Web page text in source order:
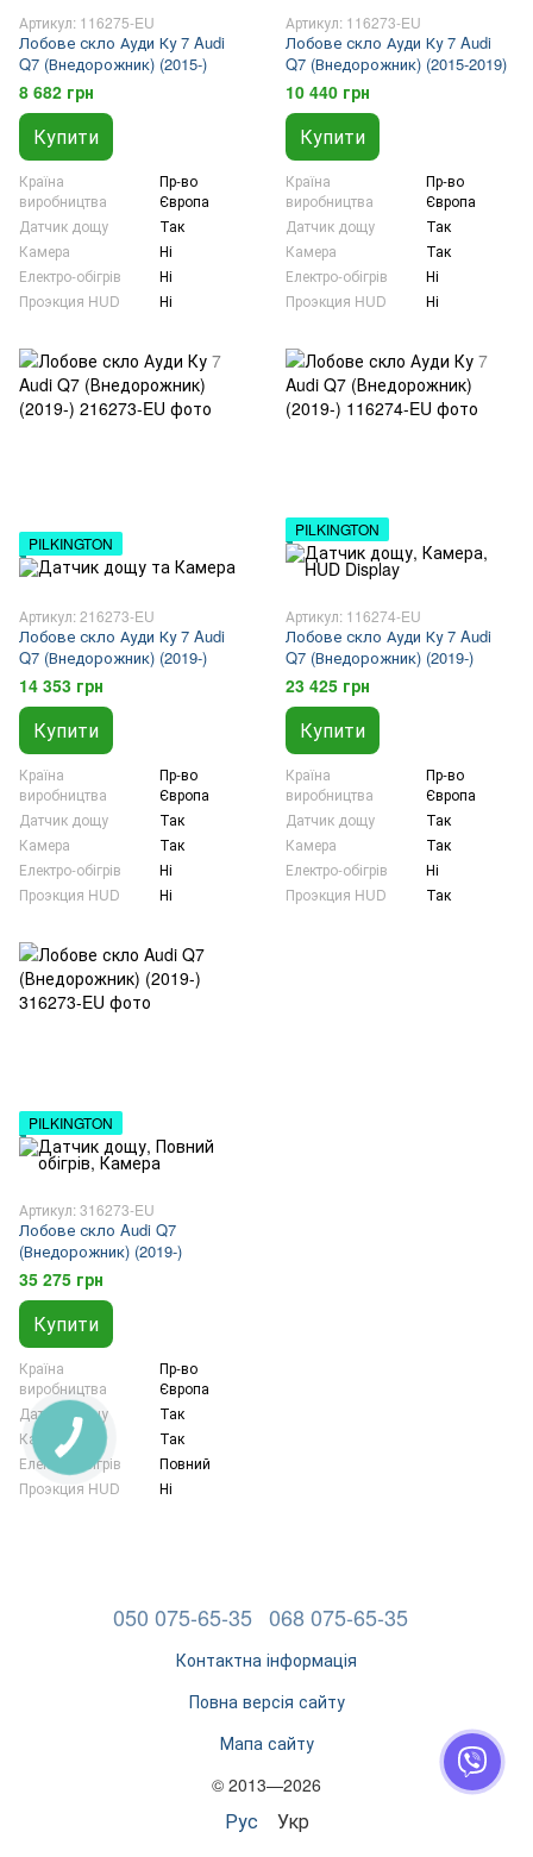
Артикул: 116275-EU
Лобове скло Ауди Ку 7 Audi
Q7 (Внедорожник) (2015-)
8 682 грн
Купити
Країна
виробництва
Пр-во
Європа
Датчик дощу
Так
Камера
Ні
Електро-обігрів
Ні
Проэкция HUD
Ні
Артикул: 116273-EU
Лобове скло Ауди Ку 7 Audi
Q7 (Внедорожник) (2015-2019)
10 440 грн
Купити
Країна
виробництва
Пр-во
Європа
Датчик дощу
Так
Камера
Так
Електро-обігрів
Ні
Проэкция HUD
Ні
PILKINGTON
Артикул: 216273-EU
Лобове скло Ауди Ку 7 Audi
Q7 (Внедорожник) (2019-)
14 353 грн
Купити
Країна
виробництва
Пр-во
Європа
Датчик дощу
Так
Камера
Так
Електро-обігрів
Ні
Проэкция HUD
Ні
PILKINGTON
Артикул: 116274-EU
Лобове скло Ауди Ку 7 Audi
Q7 (Внедорожник) (2019-)
23 425 грн
Купити
Країна
виробництва
Пр-во
Європа
Датчик дощу
Так
Камера
Так
Електро-обігрів
Ні
Проэкция HUD
Так
PILKINGTON
Артикул: 316273-EU
Лобове скло Audi Q7
(Внедорожник) (2019-)
35 275 грн
Купити
Країна
виробництва
Пр-во
Європа
Датчик дощу
Так
Камера
Так
Електро-обігрів
Повний
Проэкция HUD
Ні
050 075-65-35 068 075-65-35
Контактна інформація
Повна версія сайту
Мапа сайту
© 2013—2026
Рус Укр